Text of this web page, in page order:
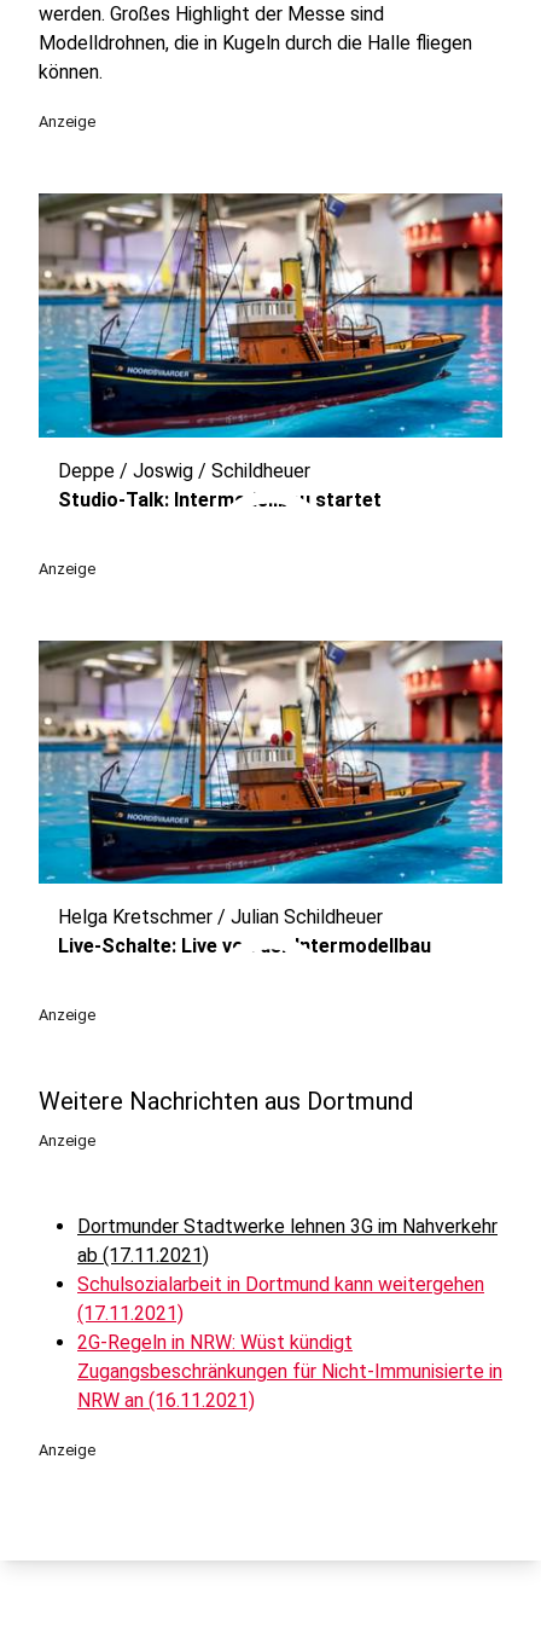
werden. Großes Highlight der Messe sind
Modelldrohnen, die in Kugeln durch die Halle fliegen
können.
Anzeige
play_circle
Deppe / Joswig / Schildheuer
Studio-Talk: Intermodellbau startet
Anzeige
play_circle
Helga Kretschmer / Julian Schildheuer
Live-Schalte: Live von der Intermodellbau
Anzeige
Weitere Nachrichten aus Dortmund
Anzeige
Dortmunder Stadtwerke lehnen 3G im Nahverkehr
ab (17.11.2021)
Schulsozialarbeit in Dortmund kann weitergehen
(17.11.2021)
2G-Regeln in NRW: Wüst kündigt
Zugangsbeschränkungen für Nicht-Immunisierte in
NRW an (16.11.2021)
Anzeige